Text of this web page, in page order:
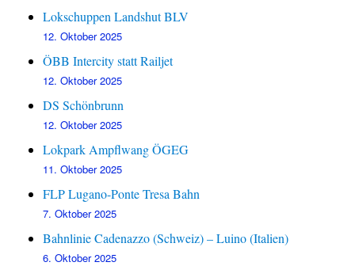
Lokschuppen Landshut BLV
12. Oktober 2025
ÖBB Intercity statt Railjet
12. Oktober 2025
DS Schönbrunn
12. Oktober 2025
Lokpark Ampflwang ÖGEG
11. Oktober 2025
FLP Lugano-Ponte Tresa Bahn
7. Oktober 2025
Bahnlinie Cadenazzo (Schweiz) – Luino (Italien)
6. Oktober 2025